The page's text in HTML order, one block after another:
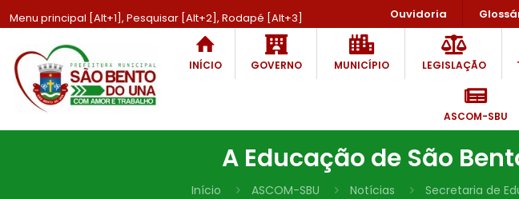
Menu principal [Alt+1], Pesquisar [Alt+2], Rodapé [Alt+3] Ouvidoria
INÍCIO GOVERNO MUNICÍPIO LEGISLAÇÃO
ASCOM-SBU
A Educação de São
Início ASCOM-SBU Notícias Secretaria de